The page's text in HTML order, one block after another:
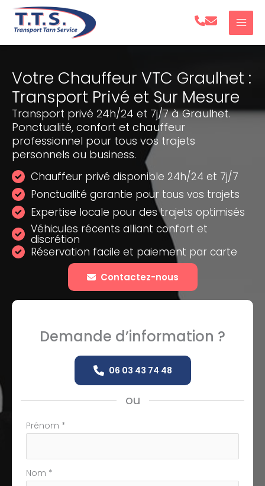
Aller
Votre Chauffeur VTC Graulhet :
Transport Privé et Sur Mesure
Transport privé 24h/24 et 7j/7 à Graulhet.
Ponctualité, confort et chauffeur
professionnel pour tous vos trajets
personnels ou business.
Chauffeur privé disponible 24h/24 et 7j/7
Ponctualité garantie pour tous vos trajets
Expertise locale pour des trajets optimisés
Véhicules récents alliant confort et
discrétion
Réservation facile et paiement par carte
Contactez-nous
Demande d’information ?
06 03 43 74 48
ou
Formulaire
téléphone
Prénom *
Nom *